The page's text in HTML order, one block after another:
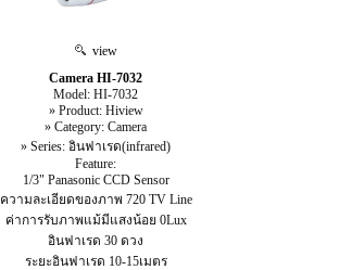
view
Camera HI-7032
Model: HI-7032
» Product: Hiview
» Category: Camera
» Series: อินฟาเรด(infrared)
Feature:
1/3" Panasonic CCD Sensor
ความละเอียดของภาพ 720 TV Line
ค่าการรับภาพแม้มีแสงน้อย 0Lux
อินฟาเรด 30 ดวง
ระยะอินฟาเรด 10-15เมตร